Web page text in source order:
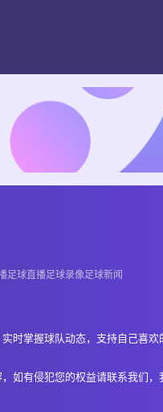
足球直播足球录像足球新闻
时掌握球队动态，支持自己喜欢
如有侵犯您的权益请联系我们，